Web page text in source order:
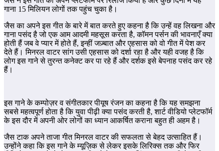
गाना 15 मिलियन लोगों तक पहुंच चुका है।
जैस का अपने इस गीत के बारे में बात करते हुए कहना है कि उन्हें वह लिखना और
गाना पसंद है जो एक आम आदमी महसूस करता है, कॉमन पर्सन की भावनाएँ क्या
होती हैं जब वे प्यार में होते हैं, इन्हीं जज़्बात और एहसास को वो गीत में पेश कर
देते हैं। मिनरल वाटर सांग उसी एहसास को दर्शा रहा है और यही वजह है कि
लोग इस गाने से तुरन्त कनेक्ट कर पा रहे हैं और दर्शक इसे बेपनाह पसंद कर रहे
हैं।
इस गाने के कम्पोज़र व संगीतकार पीयूष रंजन का कहना है कि यह समझना
सबसे महत्वपूर्ण होता है कि युवा पीढ़ी क्या पसंद करती है, शार्ट वीडियो प्लेटफॉर्म
के इस दौर में अपनी ओर लोगों का ध्यान आकर्षित कराना बहुत ही अहम है।
जैस टाक अपने ताजा गीत मिनरल वाटर की सफलता से बेहद उत्साहित हैं।
उन्होंने कहा कि इस गाने के म्यूज़िक से लेकर इसके लिरिक्स तक और फिर